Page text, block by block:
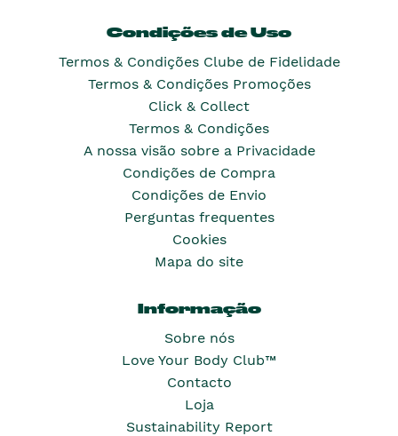
Condições de Uso
Termos & Condições Clube de Fidelidade
Termos & Condições Promoções
Click & Collect
Termos & Condições
A nossa visão sobre a Privacidade
Condições de Compra
Condições de Envio
Perguntas frequentes
Cookies
Mapa do site
Informação
Sobre nós
Love Your Body Club™
Contacto
Loja
Sustainability Report